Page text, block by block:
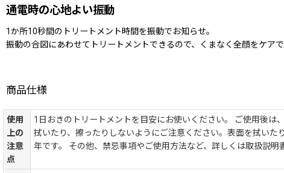
通電時の心地よい振動
1か所10秒間のトリートメント時間を振動でお知らせ。
振動の合図にあわせてトリートメントできるので、くまなく全顔をケアで
商品仕様
使用
上の
注意
点
1日おきのトリートメントを目安にお使いください。 ご使用後は
拭いたり、擦ったりしないようにご注意ください。表面を拭い
年です。 その他、禁忌事項やご使用方法など、詳しくは取扱説明